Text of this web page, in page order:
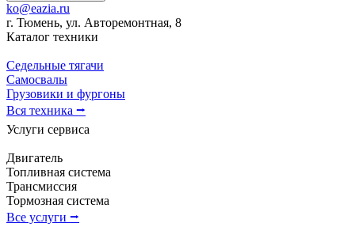
ko@eazia.ru
г. Тюмень, ул. Авторемонтная, 8
Каталог техники
Седельные тягачи
Самосвалы
Грузовики и фургоны
Вся техника ⭢
Услуги сервиса
Двигатель
Топливная система
Трансмиссия
Тормозная система
Все услуги ⭢